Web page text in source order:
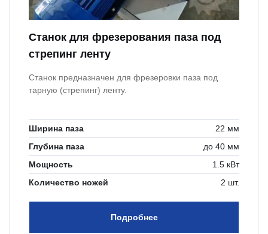
Станок для фрезерования паза под
стрепинг ленту
Станок предназначен для фрезеровки паза под
тарную (стрепинг) ленту.
Ширина паза
22 мм
Глубина паза
до 40 мм
Мощность
1.5 кВт
Количество ножей
2 шт.
Подробнее